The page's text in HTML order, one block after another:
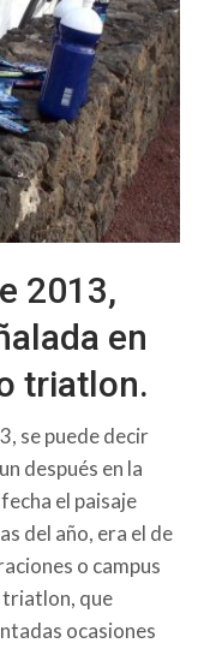
2013,
en
triatlon.
se puede decir
después en la
el paisaje
del año, era el de
o campus
triatlon, que
ocasiones